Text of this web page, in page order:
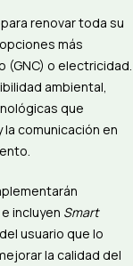
renovar toda su
más
(GNC) o electricidad.
ambiental,
que
comunicación en
incluyen Smart
usuario que lo
la calidad del